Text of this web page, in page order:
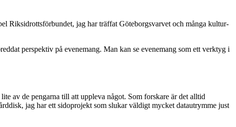
Riksidrottsförbundet, jag har träffat Göteborgsvarvet och många kultur-
perspektiv på evenemang. Man kan se evenemang som ett verktyg i
av de pengarna till att uppleva något. Som forskare är det alltid
jag har ett sidoprojekt som slukar väldigt mycket datautrymme just